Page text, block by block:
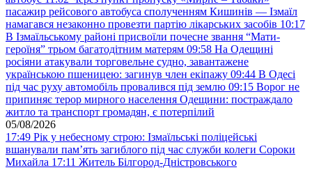
пасажир рейсового автобуса сполученням Кишинів — Ізмаїл
намагався незаконно провезти партію лікарських засобів 10:17
В Ізмаїльському районі присвоїли почесне звання “Мати-
героїня” трьом багатодітним матерям 09:58 На Одещині
росіяни атакували торговельне судно, завантажене
українською пшеницею: загинув член екіпажу 09:44 В Одесі
під час руху автомобіль провалився під землю 09:15 Ворог не
припиняє терор мирного населення Одещини: постраждало
житло та транспорт громадян, є потерпілий
05/08/2026
17:49 Рік у небесному строю: Ізмаїльські поліцейські
вшанували пам’ять загиблого під час служби колеги Сороки
Михайла 17:11 Житель Білгород-Дністровського